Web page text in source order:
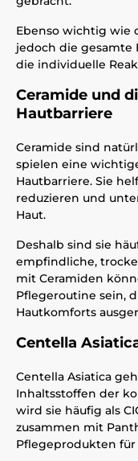
Ebenso wichtig wie
jedoch die gesamte
die individuelle
Ceramide und
Hautbarriere
Ceramide sind
spielen eine
Hautbarriere. Sie
reduzieren und
Haut.
Deshalb sind sie
empfindliche,
mit Ceramiden
Pflegeroutine sein,
Hautkomforts
Centella
Centella Asiatica
Inhaltsstoffen der
wird sie häufig als
zusammen mit
Pflegeprodukten